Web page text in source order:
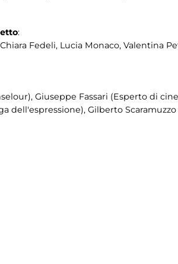
:
Fedeli, Lucia Monaco, Valentina
Giuseppe Fassari (Esperto di
dell'espressione), Gilberto